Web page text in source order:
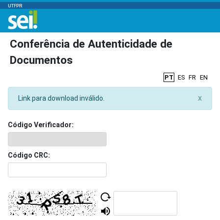
UTFPR
Conferência de Autenticidade de
Documentos
PT ES FR EN
X
Link para download inválido.
Código Verificador:
Código CRC: